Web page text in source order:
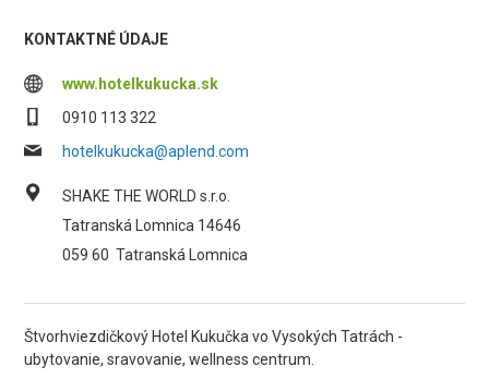
KONTAKTNÉ ÚDAJE
www.hotelkukucka.sk
0910 113 322
hotelkukucka@aplend.com
SHAKE THE WORLD s.r.o.
Tatranská Lomnica 14646
059 60 Tatranská Lomnica
Štvorhviezdičkový Hotel Kukučka vo Vysokých Tatrách -
ubytovanie, sravovanie, wellness centrum.